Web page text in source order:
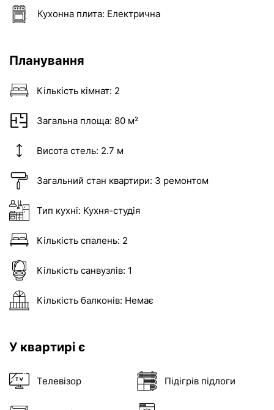
Кухонна плита: Електрична
Планування
Кількість кімнат: 2
Загальна площа: 80 м²
Висота стель: 2.7 м
Загальний стан квартири: З ремонтом
Тип кухні: Кухня-студія
Кількість спалень: 2
Кількість санвузлів: 1
Кількість балконів: Немає
У квартирі є
Телевізор Підігрів підлоги